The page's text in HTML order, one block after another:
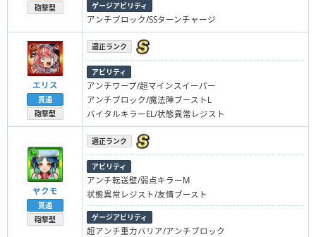
砲撃型
ゲージアビリティ
アンチブロック/SSターンチャージ
エリス
貫通
砲撃型
適正ランク
アビリティ
アンチワープ/超マインスイーパー
アンチブロック/魔法陣ブーストL
バイタルキラーEL/状態異常レジスト
ヤクモ
貫通
砲撃型
適正ランク
アビリティ
アンチ転送壁/弱点キラーM
状態異常レジスト/友情ブースト
ゲージアビリティ
超アンチ重力バリア/アンチブロック